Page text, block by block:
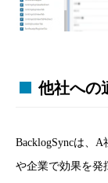
他社への
BacklogSyncは、
や企業で効果を発